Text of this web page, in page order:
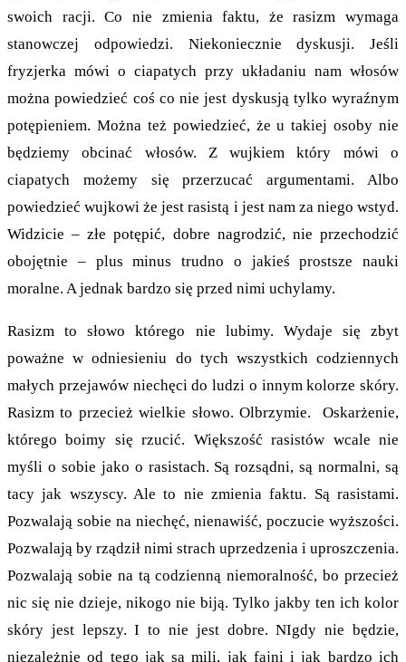
swoich racji. Co nie zmienia faktu, że rasizm wymaga
stanowczej odpowiedzi. Niekoniecznie dyskusji. Jeśli
fryzjerka mówi o ciapatych przy układaniu nam włosów
można powiedzieć coś co nie jest dyskusją tylko wyraźnym
potępieniem. Można też powiedzieć, że u takiej osoby nie
będziemy obcinać włosów. Z wujkiem który mówi o
ciapatych możemy się przerzucać argumentami. Albo
powiedzieć wujkowi że jest rasistą i jest nam za niego wstyd.
Widzicie – złe potępić, dobre nagrodzić, nie przechodzić
obojętnie – plus minus trudno o jakieś prostsze nauki
moralne. A jednak bardzo się przed nimi uchylamy.
Rasizm to słowo którego nie lubimy. Wydaje się zbyt
poważne w odniesieniu do tych wszystkich codziennych
małych przejawów niechęci do ludzi o innym kolorze skóry.
Rasizm to przecież wielkie słowo. Olbrzymie. Oskarżenie,
którego boimy się rzucić. Większość rasistów wcale nie
myśli o sobie jako o rasistach. Są rozsądni, są normalni, są
tacy jak wszyscy. Ale to nie zmienia faktu. Są rasistami.
Pozwalają sobie na niechęć, nienawiść, poczucie wyższości.
Pozwalają by rządził nimi strach uprzedzenia i uproszczenia.
Pozwalają sobie na tą codzienną niemoralność, bo przecież
nic się nie dzieje, nikogo nie biją. Tylko jakby ten ich kolor
skóry jest lepszy. I to nie jest dobre. NIgdy nie będzie,
niezależnie od tego jak są mili, jak fajni i jak bardzo ich